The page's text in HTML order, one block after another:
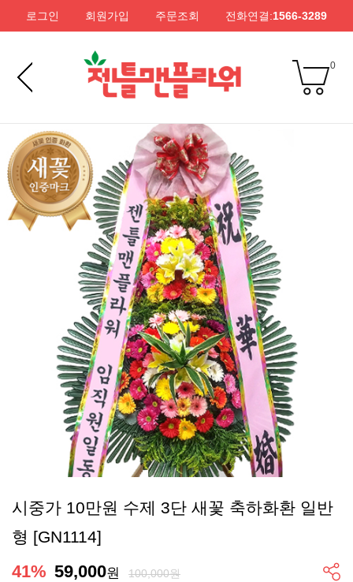
로그인 회원가입 주문조회 전화연결:1566-3289
0
시중가 10만원 수제 3단 새꽃 축하화환 일반
형 [GN1114]
41% 59,000원 100,000원